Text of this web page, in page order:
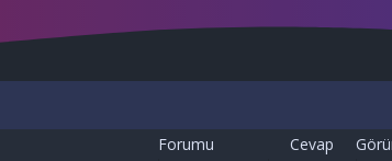
Forumu Cevap